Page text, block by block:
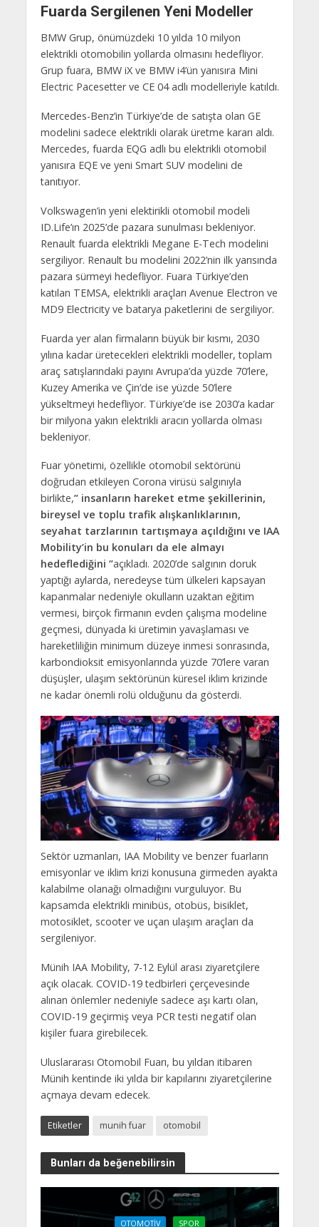
Fuarda Sergilenen Yeni Modeller
BMW Grup, önümüzdeki 10 yılda 10 milyon
elektrikli otomobilin yollarda olmasını hedefliyor.
Grup fuara, BMW iX ve BMW i4’ün yanısıra Mini
Electric Pacesetter ve CE 04 adlı modelleriyle katıldı.
Mercedes-Benz’in Türkiye’de de satışta olan GE
modelini sadece elektrikli olarak üretme kararı aldı.
Mercedes, fuarda EQG adlı bu elektrikli otomobil
yanısıra EQE ve yeni Smart SUV modelini de
tanıtıyor.
Volkswagen’in yeni elektirikli otomobil modeli
ID.Life’ın 2025’de pazara sunulması bekleniyor.
Renault fuarda elektrikli Megane E-Tech modelini
sergiliyor. Renault bu modelini 2022’nin ilk yarısında
pazara sürmeyi hedefliyor. Fuara Türkiye’den
katılan TEMSA, elektrikli araçları Avenue Electron ve
MD9 Electricity ve batarya paketlerini de sergiliyor.
Fuarda yer alan firmaların büyük bir kısmı, 2030
yılına kadar üretecekleri elektrikli modeller, toplam
araç satışlarındaki payını Avrupa’da yüzde 70’lere,
Kuzey Amerika ve Çin’de ise yüzde 50’lere
yükseltmeyi hedefliyor. Türkiye’de ise 2030’a kadar
bir milyona yakın elektrikli aracın yollarda olması
bekleniyor.
Fuar yönetimi, özellikle otomobil sektörünü
doğrudan etkileyen Corona virüsü salgınıyla
birlikte,” insanların hareket etme şekillerinin,
bireysel ve toplu trafik alışkanlıklarının,
seyahat tarzlarının tartışmaya açıldığını ve IAA
Mobility’in bu konuları da ele almayı
hedeflediğini ”açıkladı. 2020’de salgının doruk
yaptığı aylarda, neredeyse tüm ülkeleri kapsayan
kapanmalar nedeniyle okulların uzaktan eğitim
vermesi, birçok firmanın evden çalışma modeline
geçmesi, dünyada ki üretimin yavaşlaması ve
hareketliliğin minimum düzeye inmesi sonrasında,
karbondioksit emisyonlarında yüzde 70’lere varan
düşüşler, ulaşım sektörünün küresel iklim krizinde
ne kadar önemli rolü olduğunu da gösterdi.
Sektör uzmanları, IAA Mobility ve benzer fuarların
emisyonlar ve iklim krizi konusuna girmeden ayakta
kalabilme olanağı olmadığını vurguluyor. Bu
kapsamda elektrikli minibüs, otobüs, bisiklet,
motosiklet, scooter ve uçan ulaşım araçları da
sergileniyor.
Münih IAA Mobility, 7-12 Eylül arası ziyaretçilere
açık olacak. COVID-19 tedbirleri çerçevesinde
alınan önlemler nedeniyle sadece aşı kartı olan,
COVID-19 geçirmiş veya PCR testi negatif olan
kişiler fuara girebilecek.
Uluslararası Otomobil Fuarı, bu yıldan itibaren
Münih kentinde iki yılda bir kapılarını ziyaretçilerine
açmaya devam edecek.
Etiketler munih fuar otomobil
Bunları da beğenebilirsin
OTOMOTIV SPOR